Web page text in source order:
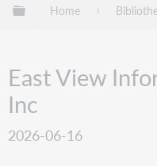
Globale Hierarchie
Home
East View
Inc
2026-06-16